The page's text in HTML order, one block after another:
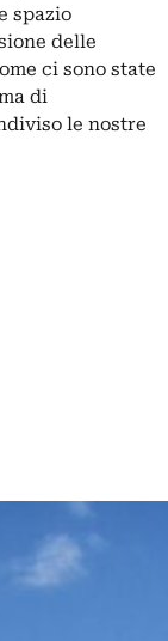
spazio
delle
ci sono state
di
le nostre